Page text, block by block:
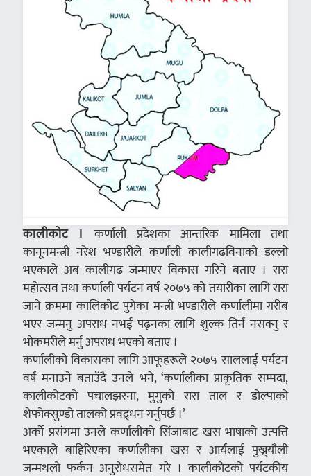
कालीकोट । कर्णाली प्रदेशका आन्तरिक मामिला तथा
कानूनमन्त्री नरेश भण्डारीले कर्णाली कालीगढविनाको डल्लो
भएकाले अब कालीगढ जन्माएर विकास गरिने बताए । रारा
महोत्सव तथा कर्णाली पर्यटन वर्ष २०७५ को तयारीका लागि रारा
जाने क्रममा कालिकोट पुगेका मन्त्री भण्डारीले कर्णालीमा गरीब
भएर जन्मनु अपराध नभई पढ्नका लागि शुल्क तिर्न नसक्नु र
भोकमरीले मर्नु अपराध भएको बताए ।
कर्णालीको विकासका लागि आफूहरूले २०७५ साललाई पर्यटन
वर्ष मनाउने बताउँदै उनले भने, ‘कर्णालीका प्राकृतिक सम्पदा,
कालीकोटको पचालझरना, मुगुको रारा ताल र डोल्पाको
शेफोक्सुण्डो तालको प्रवद्र्धन गर्नुपर्छ ।’
अर्काे प्रसंगमा उनले कर्णालीको सिंजाबाट खस भाषाको उत्पत्ति
भएकाले बाहिरिएका कर्णालीका खस र आर्यलाई पुख्र्यौली
जन्मथलो फर्कन अनुरोधसमेत गरे । कालीकोटको पर्यटकीय